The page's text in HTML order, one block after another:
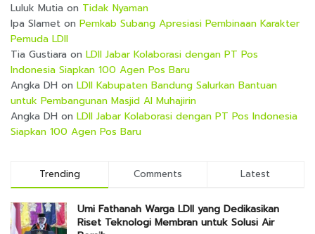
Luluk Mutia on Tidak Nyaman
Ipa Slamet on Pemkab Subang Apresiasi Pembinaan Karakter
Pemuda LDII
Tia Gustiara on LDII Jabar Kolaborasi dengan PT Pos
Indonesia Siapkan 100 Agen Pos Baru
Angka DH on LDII Kabupaten Bandung Salurkan Bantuan
untuk Pembangunan Masjid Al Muhajirin
Angka DH on LDII Jabar Kolaborasi dengan PT Pos Indonesia
Siapkan 100 Agen Pos Baru
Trending Comments Latest
Umi Fathanah Warga LDII yang Dedikasikan
Riset Teknologi Membran untuk Solusi Air